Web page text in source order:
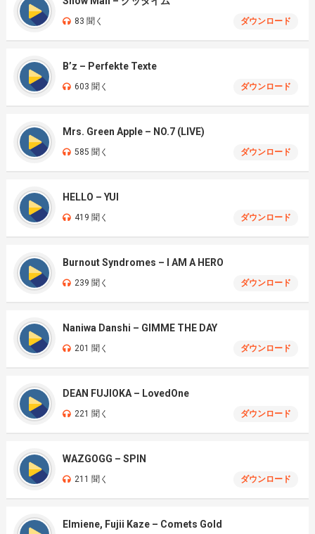
83 聞く ダウンロード
B’z – Perfekte Texte
603 聞く ダウンロード
Mrs. Green Apple – NO.7 (LIVE)
585 聞く ダウンロード
HELLO – YUI
419 聞く ダウンロード
Burnout Syndromes – I AM A HERO
239 聞く ダウンロード
Naniwa Danshi – GIMME THE DAY
201 聞く ダウンロード
DEAN FUJIOKA – LovedOne
221 聞く ダウンロード
WAZGOGG – SPIN
211 聞く ダウンロード
Elmiene, Fujii Kaze – Comets Gold